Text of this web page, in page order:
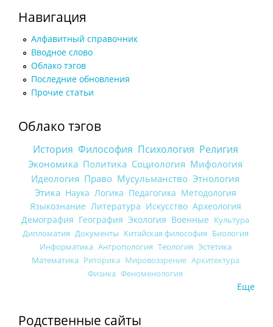
Навигация
Алфавитный справочник
Вводное слово
Облако тэгов
Последние обновления
Прочие статьи
Облако тэгов
История Философия Психология Религия
Экономика Политика Социология Мифология
Идеология Право Мусульманство Этнология
Этика Наука Логика Педагогика Методология
Языкознание Литература Искусство Археология
Демография География Экология Военные Культура
Дипломатия Документы Китайская философия Биология
Информатика Антропология Теология Эстетика
Математика Риторика Мировоззрение Архитектура
Физика Феноменология
Еще
Родственные сайты